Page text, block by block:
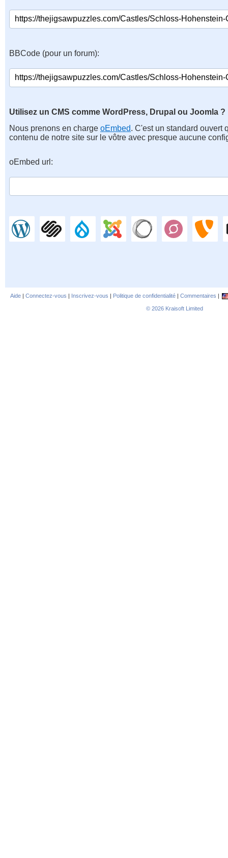
BBCode (pour un forum):
Utilisez un CMS comme WordPress, Drupal ou Joomla ?
Nous prenons en charge oEmbed. C'est un standard ouvert
contenu de notre site sur le vôtre avec presque aucune
oEmbed url:
Aide | Connectez-vous | Inscrivez-vous | Politique de confidentialité | Commentaires |
© 2026 Kraisoft Limited